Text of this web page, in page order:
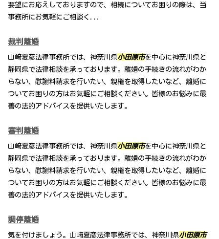
要望にお応えしておりますので、相続についてお困りの際は、当
事務所にお気軽にご相談く...
裁判離婚
山﨑夏彦法律事務所では、神奈川県小田原市を中心に神奈川県と
静岡県で法律相談を承っております。離婚の手続きの流れがわか
らない、慰謝料請求を行いたい、親権を取得したいなど、離婚に
ついてお困りの方はお気軽にご相談ください。皆様のお悩みに最
善の法的アドバイスを提供いたします。
審判離婚
山﨑夏彦法律事務所では、神奈川県小田原市を中心に神奈川県と
静岡県で法律相談を承っております。離婚の手続きの流れがわか
らない、慰謝料請求を行いたい、親権を取得したいなど、離婚に
ついてお困りの方はお気軽にご相談ください。皆様のお悩みに最
善の法的アドバイスを提供いたします。
調停離婚
気を付けましょう。山﨑夏彦法律事務所では、神奈川県小田原市